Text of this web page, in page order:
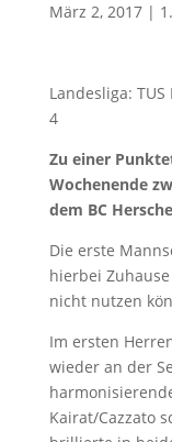
März 2, 2017|
Landesliga:
4
Zu einer
Wochenende
dem BC
Die erste
hierbei
nicht nutzen
Im ersten
wieder an der
Kairat/Cazzato